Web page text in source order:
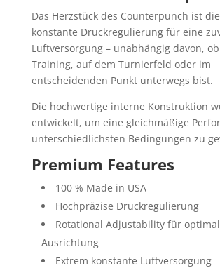
Das Herzstück des Counterpunch ist
konstante Druckregulierung für eine
Luftversorgung – unabhängig davon,
Training, auf dem Turnierfeld oder im
entscheidenden Punkt unterwegs bist.
Die hochwertige interne Konstruktion
entwickelt, um eine gleichmäßige
unterschiedlichsten Bedingungen zu
Premium Features
100 % Made in USA
Hochpräzise Druckregulierung
Rotational Adjustability für
Ausrichtung
Extrem konstante Luftversorgung